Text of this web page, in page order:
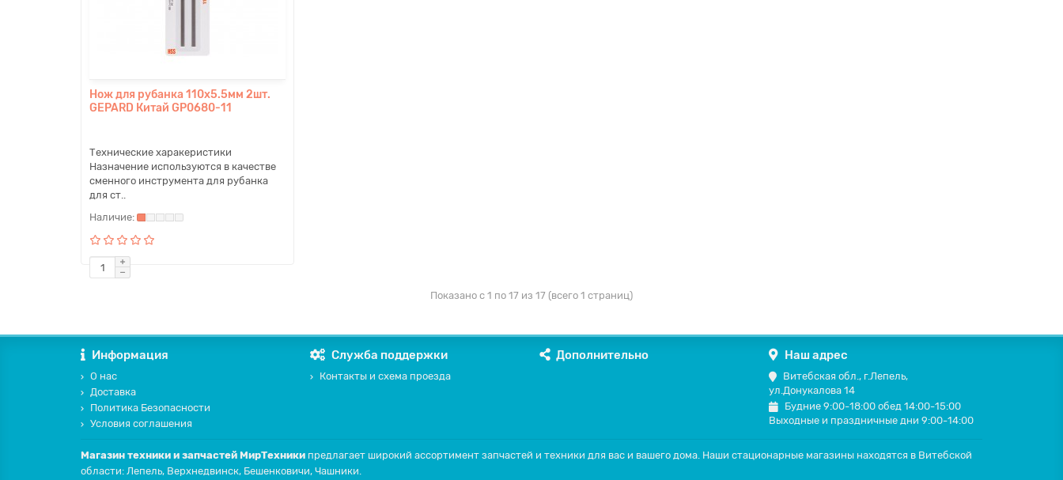
Нож для рубанка 110x5.5мм 2шт.
GEPARD Китай GP0680-11
Технические харакеристики
Назначение используются в качестве
сменного инструмента для рубанка
для ст..
Показано с 1 по 17 из 17 (всего 1 страниц)
Информация
О нас
Доставка
Политика Безопасности
Условия соглашения
Служба поддержки
Контакты и схема проезда
Дополнительно Наш адрес
Витебская обл., г.Лепель,
ул.Донукалова 14
Будние 9:00-18:00 обед 14:00-15:00
Выходные и праздничные дни 9:00-14:00
Магазин техники и запчастей МирТехники предлагает широкий ассортимент запчастей и техники для вас и вашего дома. Наши стационарные магазины находятся в Витебской
области: Лепель, Верхнедвинск, Бешенковичи, Чашники.